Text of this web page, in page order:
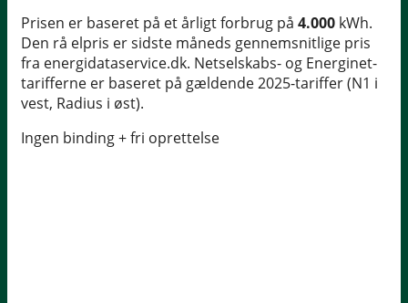
Prisen er baseret på et årligt forbrug på 4.000 kWh.
Den rå elpris er sidste måneds gennemsnitlige pris
fra energidataservice.dk. Netselskabs- og Energinet-
tarifferne er baseret på gældende 2025-tariffer (N1 i
vest, Radius i øst).
Ingen binding + fri oprettelse